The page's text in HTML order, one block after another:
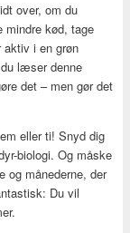
over, om du
mindre kød, tage
aktiv i en grøn
læser denne
det – men gør det
eller ti! Snyd dig
biologi. Og måske
og månederne, der
Du vil